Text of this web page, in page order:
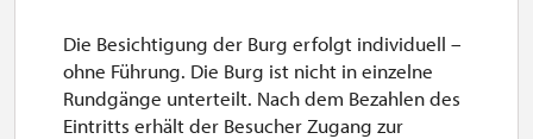
Die Besichtigung der Burg erfolgt individuell –
ohne Führung. Die Burg ist nicht in einzelne
Rundgänge unterteilt. Nach dem Bezahlen des
Eintritts erhält der Besucher Zugang zur